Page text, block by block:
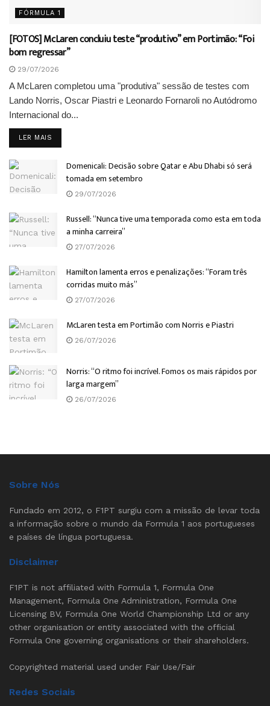
FÓRMULA 1
[FOTOS] McLaren concluiu teste “produtivo” em Portimão: “Foi
bom regressar”
29/07/2026
A McLaren completou uma "produtiva" sessão de testes com
Lando Norris, Oscar Piastri e Leonardo Fornaroli no Autódromo
Internacional do...
LER MAIS
Domenicali: Decisão sobre Qatar e Abu Dhabi só será
tomada em setembro
29/07/2026
Russell: “Nunca tive uma temporada como esta em toda
a minha carreira”
27/07/2026
Hamilton lamenta erros e penalizações: “Foram três
corridas muito más”
27/07/2026
McLaren testa em Portimão com Norris e Piastri
26/07/2026
Norris: “O ritmo foi incrível. Fomos os mais rápidos por
larga margem”
26/07/2026
Sobre Nós
Fundado em 2012, o F1PT surgiu com a missão de levar toda
a informação sobre o mundo da Formula 1 aos portugueses
e países de língua portuguesa.
Disclaimer
F1PT is not affiliated with Formula 1, Formula One
Management, Formula One Administration, Formula One
Licensing BV, Formula One World Championship Ltd or any
other organisation or entity associated with the official
Formula One governing organisations or their shareholders.
Copyrighted material used under Fair Use/Fair
Redes Sociais